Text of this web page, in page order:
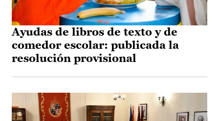
Ayudas de libros de texto y de
comedor escolar: publicada la
resolución provisional